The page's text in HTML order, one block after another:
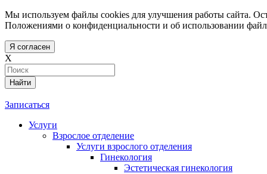
Мы используем файлы cookies для улучшения работы сайта.
Положениями о конфиденциальности и об использовании
Я согласен
X
Найти
Записаться
Услуги
Взрослое отделение
Услуги взрослого отделения
Гинекология
Эстетическая гинекология